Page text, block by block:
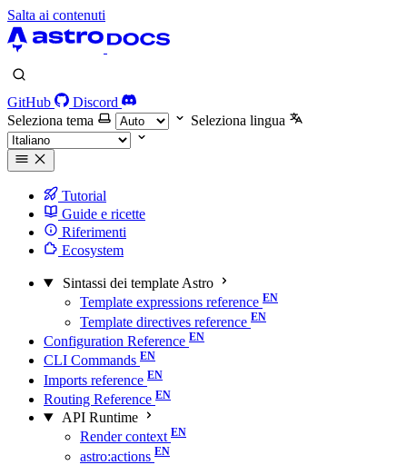
Salta ai contenuti
GitHub
Discord
Seleziona tema
Seleziona lingua
Tutorial
Guide e ricette
Riferimenti
Ecosystem
Sintassi dei template Astro
Template expressions reference
Template directives reference
Configuration Reference
CLI Commands
Imports reference
Routing Reference
API Runtime
Render context
astro:actions